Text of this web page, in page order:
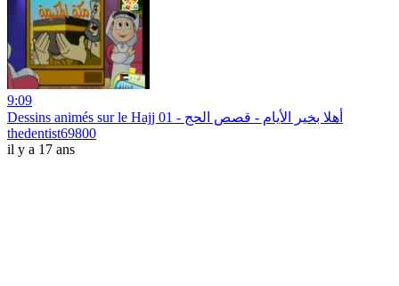
9:09
Dessins animés sur le Hajj 01 - أهلا بخير الأيام - قصص الحج
thedentist69800
il y a 17 ans